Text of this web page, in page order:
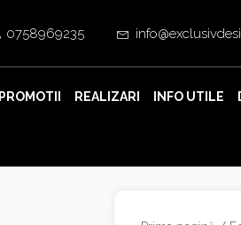
0758969235
PROMOTII REALIZARI INFO UTILE